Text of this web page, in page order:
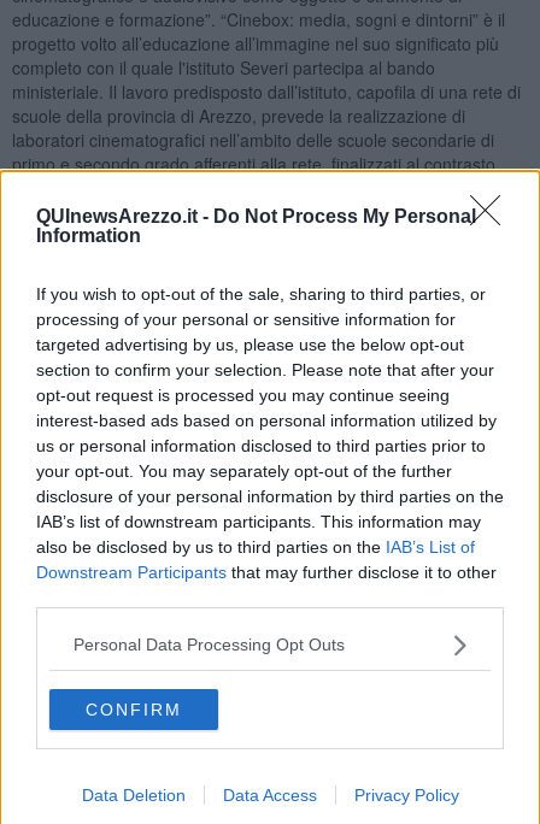
QUInewsArezzo.it - Do Not Process My Personal
Information
If you wish to opt-out of the sale, sharing to third parties, or
processing of your personal or sensitive information for
targeted advertising by us, please use the below opt-out
section to confirm your selection. Please note that after your
opt-out request is processed you may continue seeing
interest-based ads based on personal information utilized by
us or personal information disclosed to third parties prior to
your opt-out. You may separately opt-out of the further
disclosure of your personal information by third parties on the
IAB’s list of downstream participants. This information may
also be disclosed by us to third parties on the IAB’s List of
Downstream Participants that may further disclose it to other
Personal Data Processing Opt Outs
CONFIRM
Data Deletion Data Access Privacy Policy
educazione e formazione”. “Cinebox: media, sogni e dintorni” è il
progetto volto all’educazione all’immagine nel suo significato più
completo con il quale l'istituto Severi partecipa al bando
ministeriale. Il lavoro predisposto dall’istituto, capofila di una rete di
scuole della provincia di Arezzo, prevede la realizzazione di
laboratori cinematografici nell’ambito delle scuole secondarie di
primo e secondo grado afferenti alla rete, finalizzati al contrasto
formazione di un pubblico consapevole e all’erogazione di elementi
di conoscenza teorico/pratica di una o più fasi in cui si articola la
di promuovere l’educazione all’immagine tramite la conoscenza, la
comprensione e l’utilizzo del linguaggio cinematografico e
audiovisivo.
Dello stesso tenore, il progetto “L'arte del cinema: esplorare,
creare, raccontare” dell'IC Cesalpino, che mira a promuovere la
comprensione e l’utilizzo del linguaggio cinematografico e
audiovisivo tra gli studenti con un focus sull’inclusione sociale.
Attraverso un approccio learning by doing guidato da professionisti
del settore, saranno sviluppate competenze critiche rispetto ai
prodotti audiovisivi, mirando all'accrescimento della
consapevolezza emotiva e delle interazioni sociali. La metodologia
si basa su esperienze pratiche, personalizzate per ogni
partecipante, e si focalizza sulla costruzione di narrazioni
cinematografiche inclusive e significative. Il percorso educativo e
formativo messo in campo dal progetto abbraccia l’intera media
literacy con un intervento integrato di attività teoriche, pratiche e
fasce di età. E' previsto che entrambi i progetti vengano realizzati
negli anni scolastici 2023/2024 e 2024/2025.